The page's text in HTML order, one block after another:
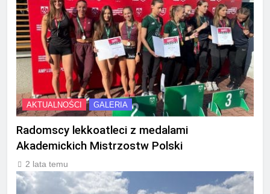
AKTUALNOŚCI GALERIA
Radomscy lekkoatleci z medalami
Akademickich Mistrzostw Polski
2 lata temu